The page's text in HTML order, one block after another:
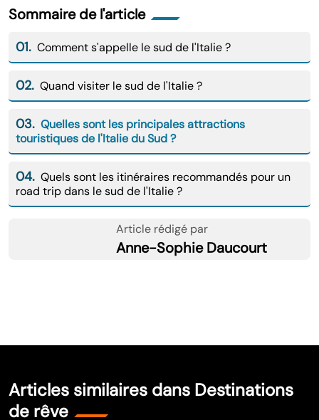
Sommaire de l'article
01. Comment s'appelle le sud de l'Italie ?
02. Quand visiter le sud de l'Italie ?
03. Quelles sont les principales attractions
touristiques de l'Italie du Sud ?
04. Quels sont les itinéraires recommandés pour un
road trip dans le sud de l'Italie ?
Article rédigé par
Anne-Sophie Daucourt
Articles similaires dans Destinations
de rêve